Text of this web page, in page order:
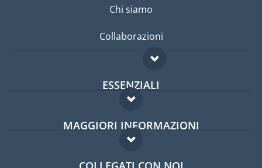
Chi siamo
Collaborazioni
ESSENZIALI
Forum per expat
Guida per expat
MAGGIORI INFORMAZIONI
Domande frequenti